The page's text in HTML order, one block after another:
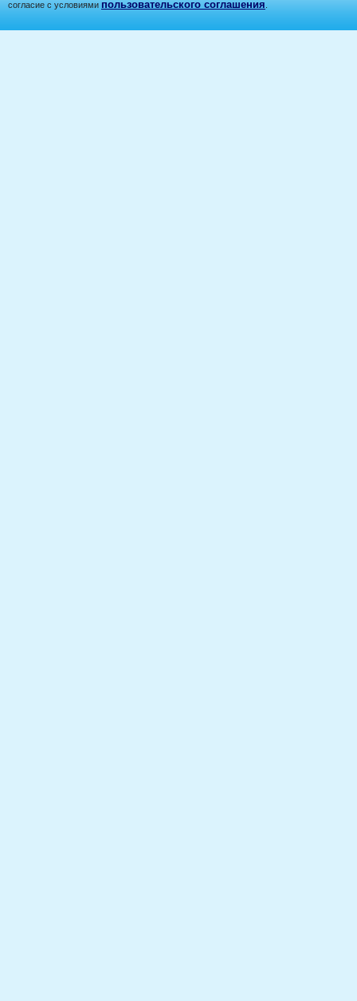
согласие с условиями пользовательского соглашения